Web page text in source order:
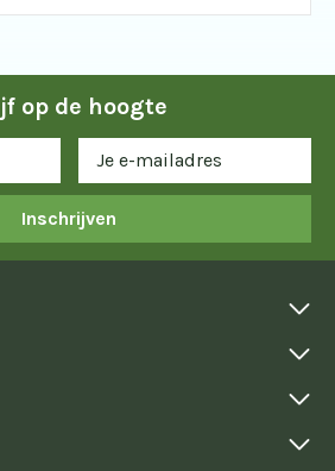
op de hoogte
Inschrijven